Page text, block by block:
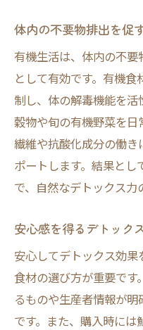
ハーブデトッ
有機ハーブで
ネオニコチノイド
ネオニコチノ
有効
お茶でできる
農薬の解毒に
体内農薬リス
有機デトック
体内の不要物排出を促
有機生活は、体内の不
として有効です。有機
制し、体の解毒機能を
穀物や旬の有機野菜を
繊維や抗酸化成分の働
ポートします。結果とし
で、自然なデトックス力
安心感を得るデトック
安心してデトックス効
食材の選び方が重要です
るものや生産者情報が
です。また、購入時に